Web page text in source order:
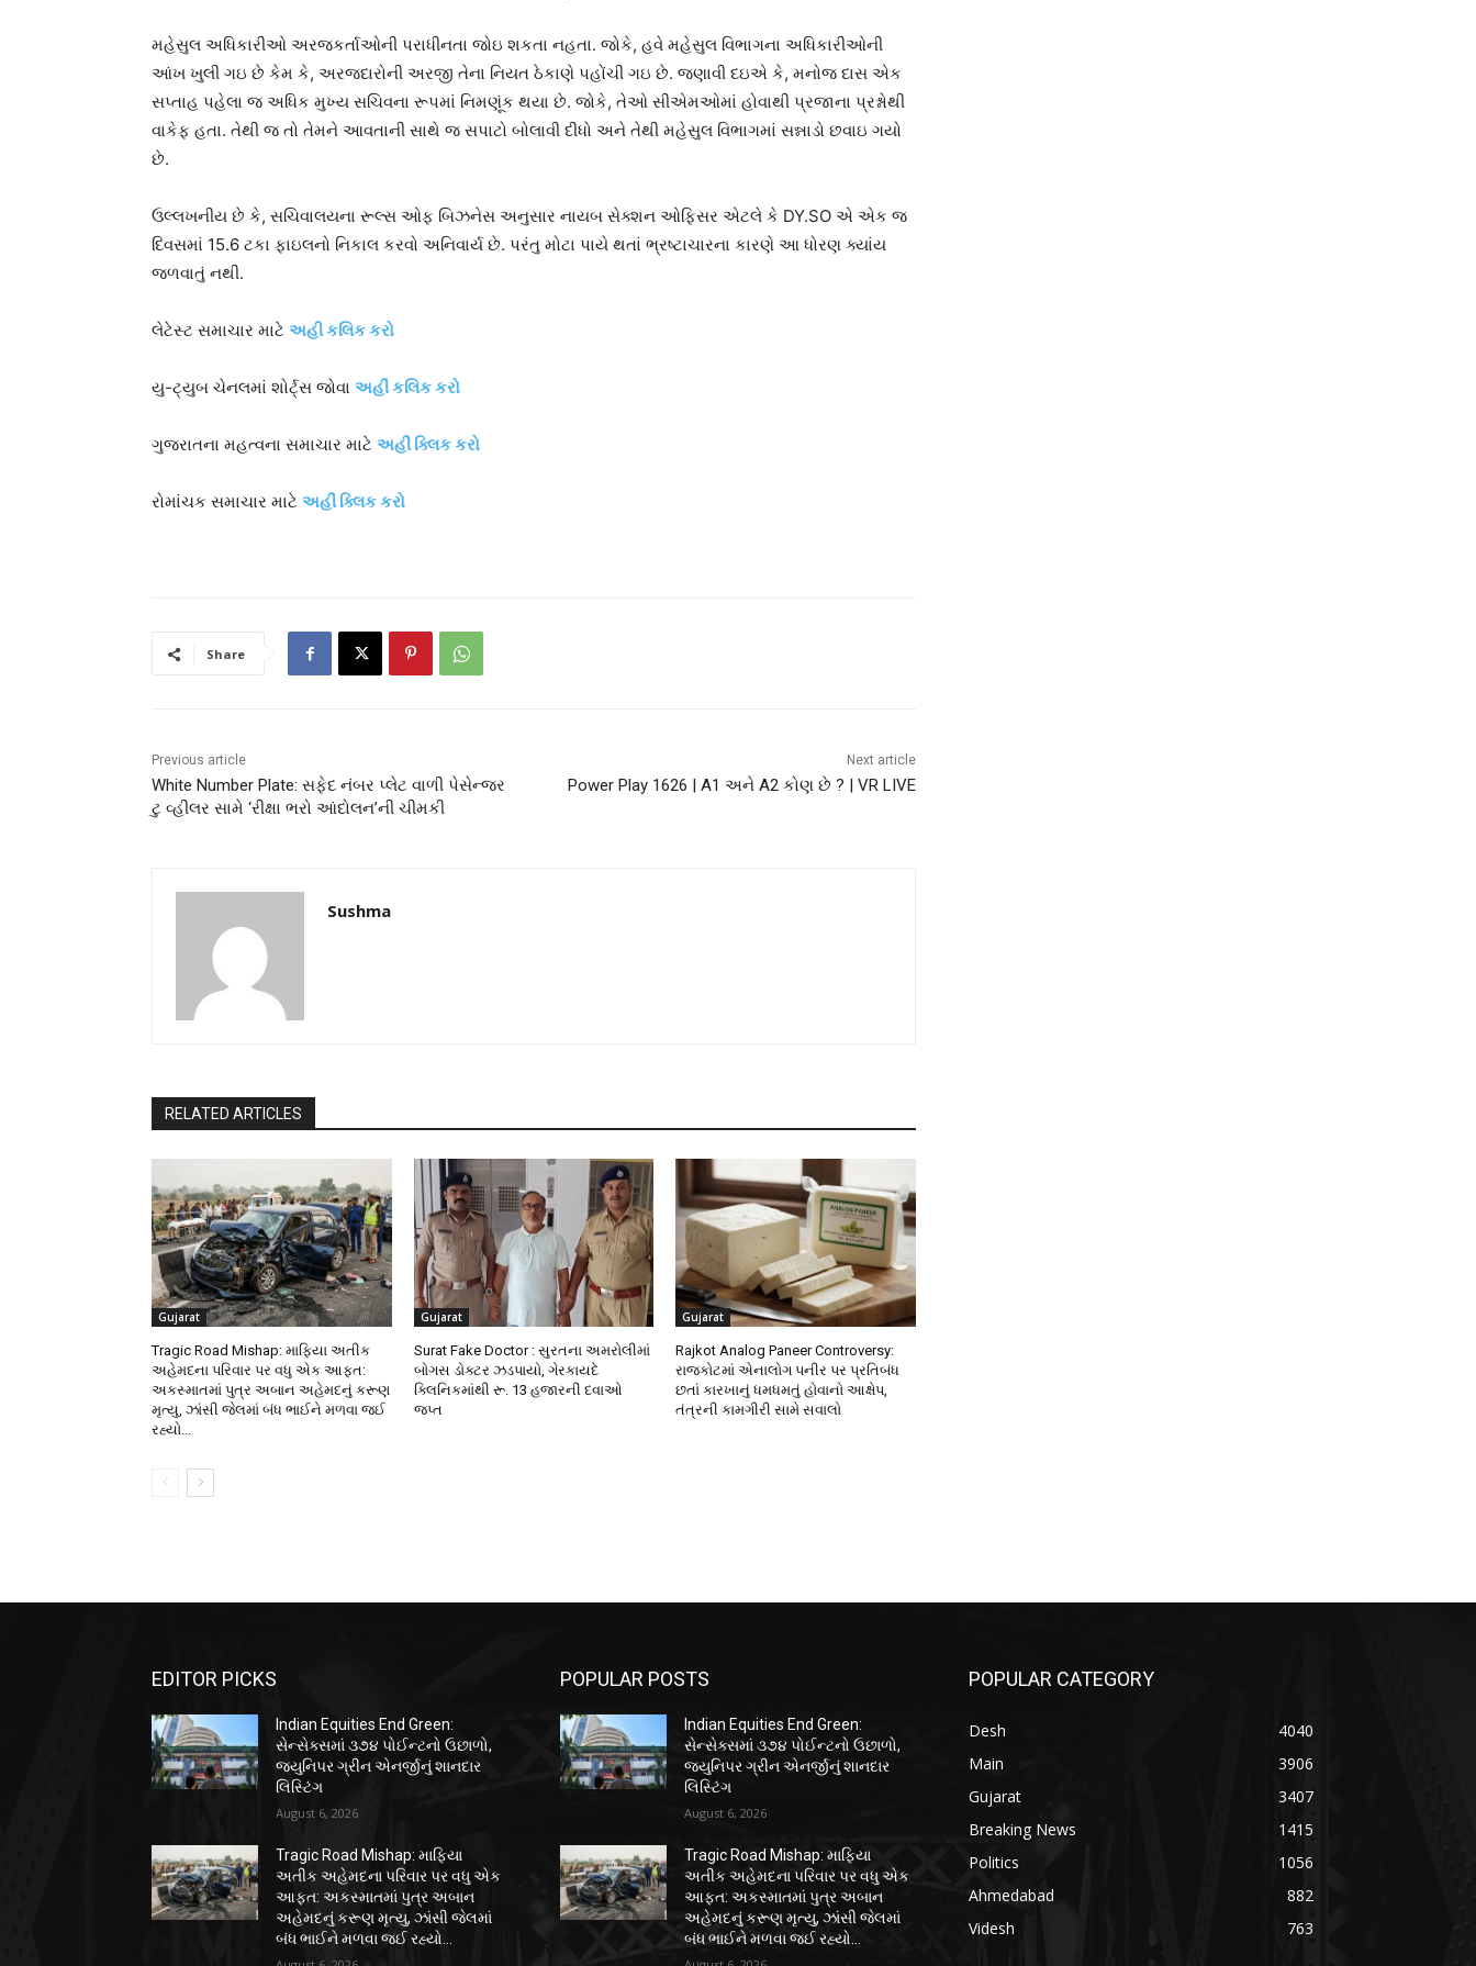
મહેસુલ અધિકારીઓ અરજકર્તાઓની પરાધીનતા જોઇ શકતા નહતા. જોકે, હવે મહેસુલ વિભાગના અધિકારીઓની
આંખ ખુલી ગઇ છે કેમ કે, અરજદારોની અરજી તેના નિયત ઠેકાણે પહોંચી ગઇ છે. જણાવી દઇએ કે, મનોજ દાસ એક
સપ્તાહ પહેલા જ અધિક મુખ્ય સચિવના રૂપમાં નિમણૂંક થયા છે. જોકે, તેઓ સીએમઓમાં હોવાથી પ્રજાના પ્રશ્નોથી
વાકેફ હતા. તેથી જ તો તેમને આવતાની સાથે જ સપાટો બોલાવી દીધો અને તેથી મહેસુલ વિભાગમાં સન્નાડો છવાઇ ગયો
છે.
ઉલ્લખનીય છે કે, સચિવાલયના રૂલ્સ ઓફ બિઝનેસ અનુસાર નાયબ સેક્શન ઓફિસર એટલે કે DY.SO એ એક જ
દિવસમાં 15.6 ટકા ફાઇલનો નિકાલ કરવો અનિવાર્ય છે. પરંતુ મોટા પાયે થતાં ભ્રષ્ટાચારના કારણે આ ધોરણ ક્યાંય
જળવાતું નથી.
લેટેસ્ટ સમાચાર માટે અહી કલિક કરો
યુ-ટ્યુબ ચેનલમાં શોર્ટ્સ જોવા અહીં કલિક કરો
ગુજરાતના મહત્વના સમાચાર માટે અહીં ક્લિક કરો
રોમાંચક સમાચાર માટે અહીં ક્લિક કરો
Share
Previous article
White Number Plate: સફેદ નંબર પ્લેટ વાળી પેસેન્જર
ટુ વ્હીલર સામે ‘રીક્ષા ભરો આંદોલન’ની ચીમકી
Next article
Power Play 1626 | A1 અને A2 કોણ છે ? | VR LIVE
Sushma
RELATED ARTICLES
Gujarat
Tragic Road Mishap: માફિયા અતીક
અહેમદના પરિવાર પર વધુ એક આફત:
અકસ્માતમાં પુત્ર અબાન અહેમદનું કરૂણ
મૃત્યુ, ઝાંસી જેલમાં બંધ ભાઈને મળવા જઈ
રહ્યો...
Gujarat
Surat Fake Doctor : સુરતના અમરોલીમાં
બોગસ ડોક્ટર ઝડપાયો, ગેરકાયદે
ક્લિનિકમાંથી રૂ. 13 હજારની દવાઓ
જપ્ત
Gujarat
Rajkot Analog Paneer Controversy:
રાજકોટમાં એનાલોગ પનીર પર પ્રતિબંધ
છતાં કારખાનું ધમધમતું હોવાનો આક્ષેપ,
તંત્રની કામગીરી સામે સવાલો
EDITOR PICKS
Indian Equities End Green:
સેન્સેક્સમાં ૩૭૪ પોઈન્ટનો ઉછાળો,
જ્યુનિપર ગ્રીન એનર્જીનું શાનદાર
લિસ્ટિંગ
August 6, 2026
Tragic Road Mishap: માફિયા
અતીક અહેમદના પરિવાર પર વધુ એક
આફત: અકસ્માતમાં પુત્ર અબાન
અહેમદનું કરૂણ મૃત્યુ, ઝાંસી જેલમાં
બંધ ભાઈને મળવા જઈ રહ્યો...
POPULAR POSTS
Indian Equities End Green:
સેન્સેક્સમાં ૩૭૪ પોઈન્ટનો ઉછાળો,
જ્યુનિપર ગ્રીન એનર્જીનું શાનદાર
લિસ્ટિંગ
August 6, 2026
Tragic Road Mishap: માફિયા
અતીક અહેમદના પરિવાર પર વધુ એક
આફત: અકસ્માતમાં પુત્ર અબાન
અહેમદનું કરૂણ મૃત્યુ, ઝાંસી જેલમાં
બંધ ભાઈને મળવા જઈ રહ્યો...
POPULAR CATEGORY
Desh
4040
Main
3906
Gujarat
3407
Breaking News
1415
Politics
1056
Ahmedabad
882
Videsh
763